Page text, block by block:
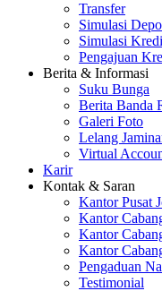
Transfer
Simulasi
Simulasi
Pengajuan
Berita & Informasi
Suku Bunga
Berita Banda
Galeri Foto
Lelang
Virtual
Karir
Kontak & Saran
Kantor Pusat
Kantor
Kantor
Kantor
Pengaduan
Testimonial